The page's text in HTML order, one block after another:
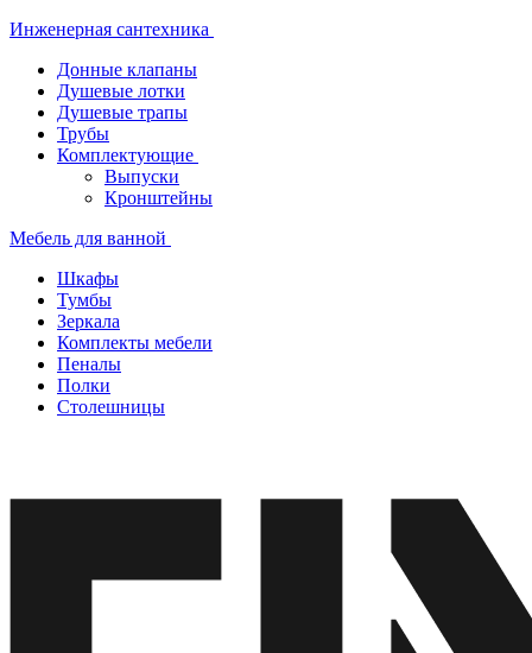
Инженерная сантехника
Донные клапаны
Душевые лотки
Душевые трапы
Трубы
Комплектующие
Выпуски
Кронштейны
Мебель для ванной
Шкафы
Тумбы
Зеркала
Комплекты мебели
Пеналы
Полки
Столешницы